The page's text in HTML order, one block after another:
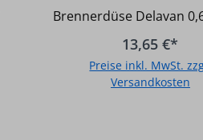
Brennerdüse Delavan
13,65 €*
Preise inkl. MwSt.
Versandkosten